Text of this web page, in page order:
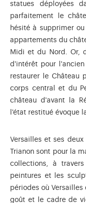
statues déployées
parfaitement le
hésité à supprimer
appartements du
Midi et du Nord. Or,
d'intérêt pour
restaurer le Château
corps central et du
château d'avant la
l'état restitué évoque
Versailles et ses
Trianon sont pour la
collections, à
peintures et les
périodes où
goût et le cadre de